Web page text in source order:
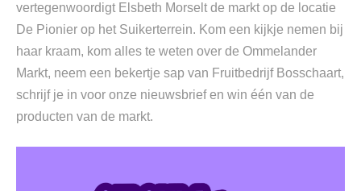
vertegenwoordigt Elsbeth Morselt de markt op de locatie
De Pionier op het Suikerterrein. Kom een kijkje nemen bij
haar kraam, kom alles te weten over de Ommelander
Markt, neem een bekertje sap van Fruitbedrijf Bosschaart,
schrijf je in voor onze nieuwsbrief en win één van de
producten van de markt.